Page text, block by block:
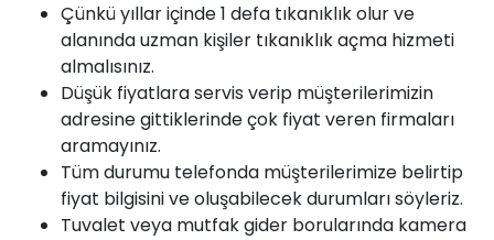
Çünkü yıllar içinde 1 defa tıkanıklık olur ve
alanında uzman kişiler tıkanıklık açma hizmeti
almalısınız.
Düşük fiyatlara servis verip müşterilerimizin
adresine gittiklerinde çok fiyat veren firmaları
aramayınız.
Tüm durumu telefonda müşterilerimize belirtip
fiyat bilgisini ve oluşabilecek durumları söyleriz.
Tuvalet veya mutfak gider borularında kamera